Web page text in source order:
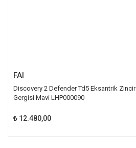
FAI
Discovery 2 Defender Td5 Eksantrik Zincir
Gergisi Mavi LHP000090
₺ 12.480,00